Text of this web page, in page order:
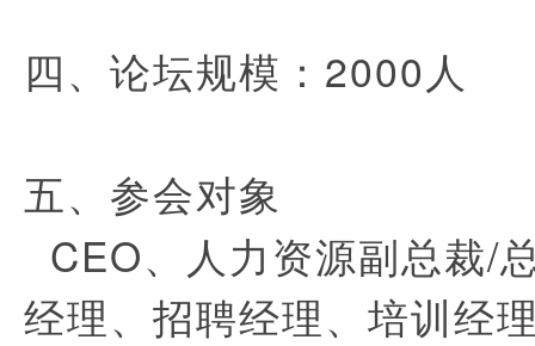
四、论坛规模 ：2000人
五、参会对象
CEO、人力资源副总裁/
经理、招聘经理、培训经